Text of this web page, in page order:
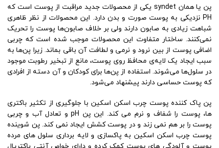
پن یا همان syndet یکی از محصولات جدید مراقبت از پوست است که
PH نزدیکی به پوست صورت و بدن دارد. این محصولات از نظر ظاهری
شباهت زیادی به صابون دارند ولی بر خلاف صابون‌ها پوست را تحریک
نمی‌کنند. ساختار متفاوت این محصولات موجب شده است که چربی
اضافی پوست از بین نرود و نرمی و لطافت آن باقی بماند. زیرا پن‌ها به
سبب ایجاد یک لایه‌ی محافظ روی پوست، مانع از تبخیر رطوبت موجود
در سلول‌ها می‌شوند. استفاده از پن‌ها برای کودکان و آن دسته از افرادی
که پوست حساسی دارند پیشنهاد می‌شود.
پن پاک کننده پوست چرب اسکن اسکین با جلوگیری از تکثیر باکتری
ها، پوست را شفاف و نرم می کند. این پن pH و تعادل آب و چربی
پوست را بر هم نمی زند و در پوست کشش ایجاد نمی کند. پن شوینده
پوست چرب اسکن اسکین به پاکسازی و لایه برداری سلول های مرده